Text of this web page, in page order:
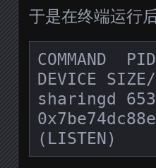
于是在终端运行
COMMAND
DEVICE SIZE/
sharingd